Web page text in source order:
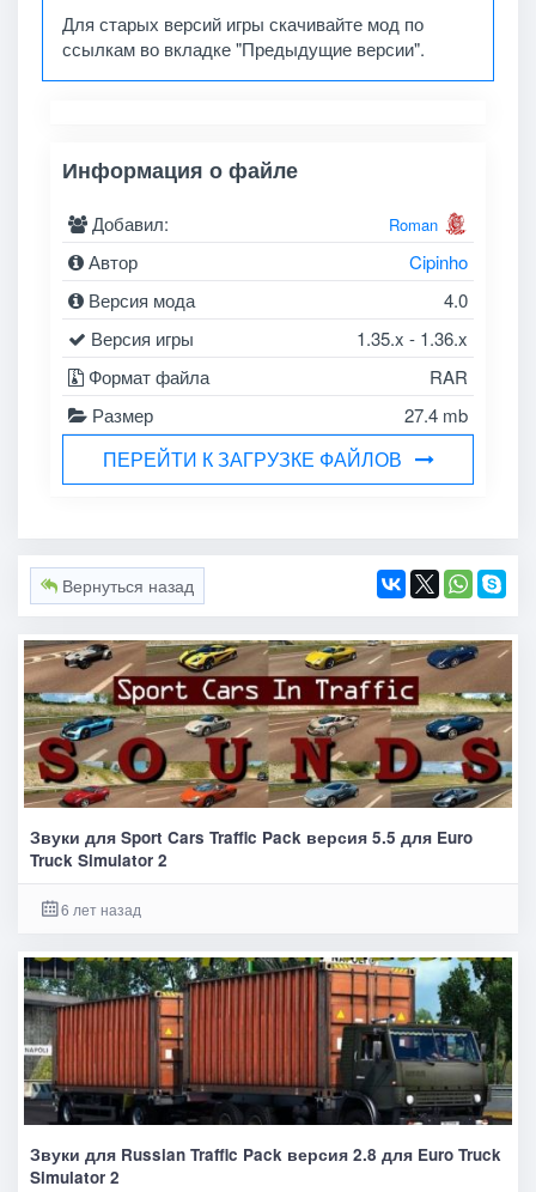
Для старых версий игры скачивайте мод по
ссылкам во вкладке "Предыдущие версии".
Информация о файле
Добавил: Roman
Автор
Cipinho
Версия мода
4.0
Версия игры
1.35.x - 1.36.x
Формат файла
RAR
Размер
27.4 mb
ПЕРЕЙТИ К ЗАГРУЗКЕ ФАЙЛОВ
Вернуться назад
Звуки для Sport Cars Traffic Pack версия 5.5 для Euro
Truck Simulator 2
6 лет назад
Звуки для Russian Traffic Pack версия 2.8 для Euro Truck
Simulator 2